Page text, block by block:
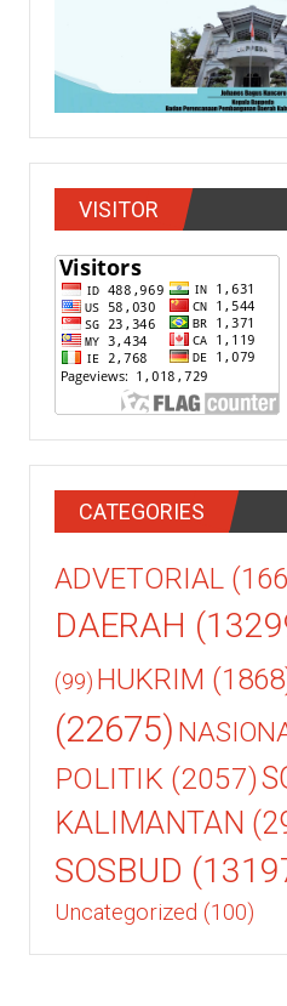
VISITOR
CATEGORIES
ADVETORIAL
DAERAH
(99) HUKRIM
(22675)
POLITIK (2057)
KALIMANTAN
SOSBUD
Uncategorized (100)